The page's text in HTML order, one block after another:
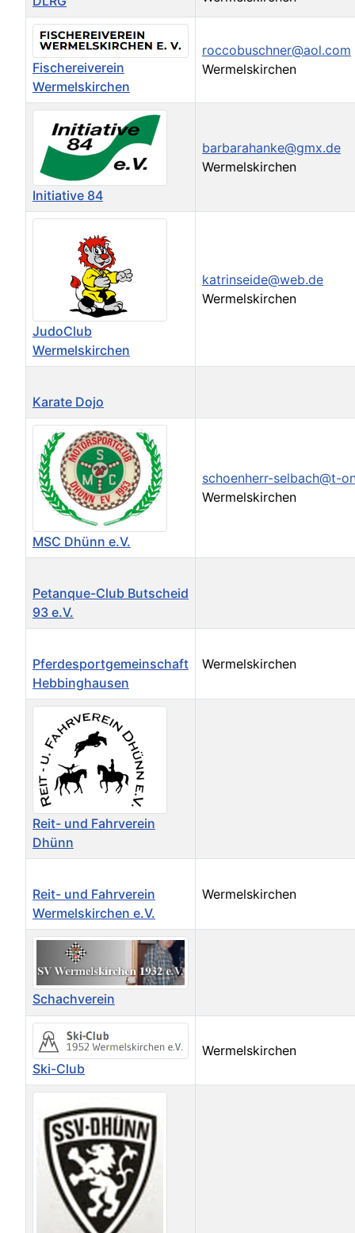
Fischereiverein
Wermelskirchen
roccobuschner@aol.com
Wermelskirchen
Initiative 84
barbarahanke@gmx.de
Wermelskirchen
JudoClub
Wermelskirchen
katrinseide@web.de
Wermelskirchen
Karate Dojo
MSC Dhünn e.V.
schoenherr-selbach@t-
Wermelskirchen
Petanque-Club Butscheid
93 e.V.
Pferdesportgemeinschaft
Hebbinghausen
Wermelskirchen
Reit- und Fahrverein
Dhünn
Reit- und Fahrverein
Wermelskirchen e.V.
Wermelskirchen
Schachverein
Ski-Club
Wermelskirchen